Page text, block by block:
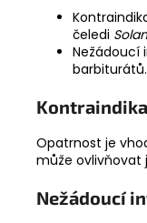
čeledi
Nežádoucí
barbiturátů.
Opatrnost je
může ovlivňovat
Nežádoucí